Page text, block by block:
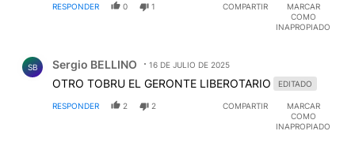
RESPONDER 0 1 COMPARTIR
MARCAR
COMO
INAPROPIADO
SB Sergio BELLINO 16 DE JULIO DE 2025
OTRO TOBRU EL GERONTE LIBEROTARIO EDITADO
RESPONDER 2 2 COMPARTIR
MARCAR
COMO
INAPROPIADO